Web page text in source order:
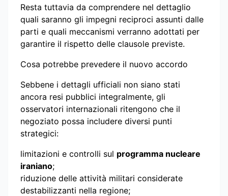
Resta tuttavia da comprendere nel dettaglio
quali saranno gli impegni reciproci assunti dalle
parti e quali meccanismi verranno adottati per
garantire il rispetto delle clausole previste.
Cosa potrebbe prevedere il nuovo accordo
Sebbene i dettagli ufficiali non siano stati
ancora resi pubblici integralmente, gli
osservatori internazionali ritengono che il
negoziato possa includere diversi punti
strategici:
limitazioni e controlli sul programma nucleare
iraniano;
riduzione delle attività militari considerate
destabilizzanti nella regione;